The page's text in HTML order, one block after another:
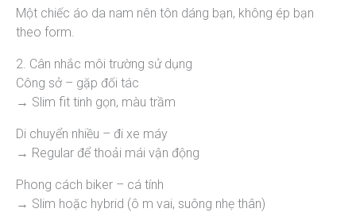
Một chiếc áo da nam nên tôn dáng bạn, không ép bạn
theo form.
2. Cân nhắc môi trường sử dụng
Công sở – gặp đối tác
→ Slim fit tinh gọn, màu trầm
Di chuyển nhiều – đi xe máy
→ Regular để thoải mái vận động
Phong cách biker – cá tính
→ Slim hoặc hybrid (ô m vai, suông nhẹ thân)